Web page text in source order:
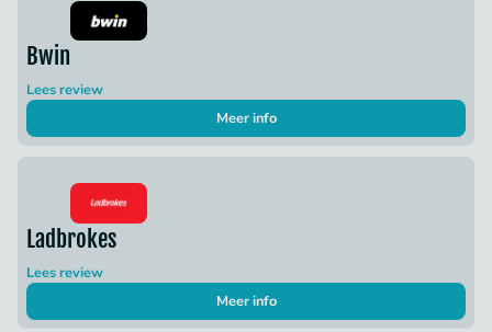
Bwin
Lees review
Meer info
Ladbrokes
Lees review
Meer info